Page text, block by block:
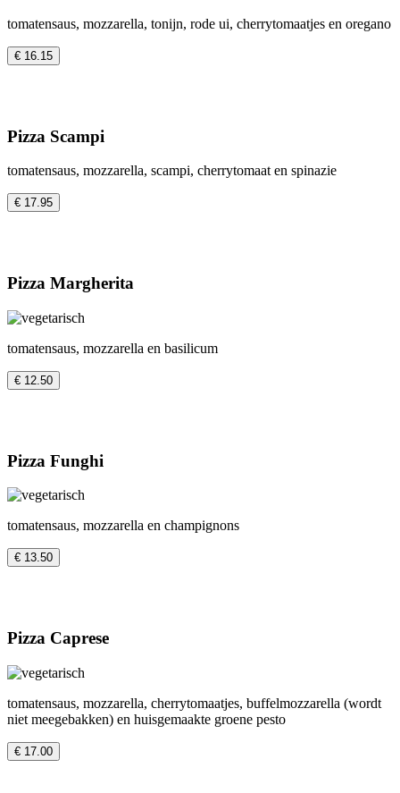
tomatensaus, mozzarella, tonijn, rode ui, cherrytomaatjes en oregano
€ 16.15
Pizza Scampi
tomatensaus, mozzarella, scampi, cherrytomaat en spinazie
€ 17.95
Pizza Margherita
tomatensaus, mozzarella en basilicum
€ 12.50
Pizza Funghi
tomatensaus, mozzarella en champignons
€ 13.50
Pizza Caprese
tomatensaus, mozzarella, cherrytomaatjes, buffelmozzarella (wordt
niet meegebakken) en huisgemaakte groene pesto
€ 17.00